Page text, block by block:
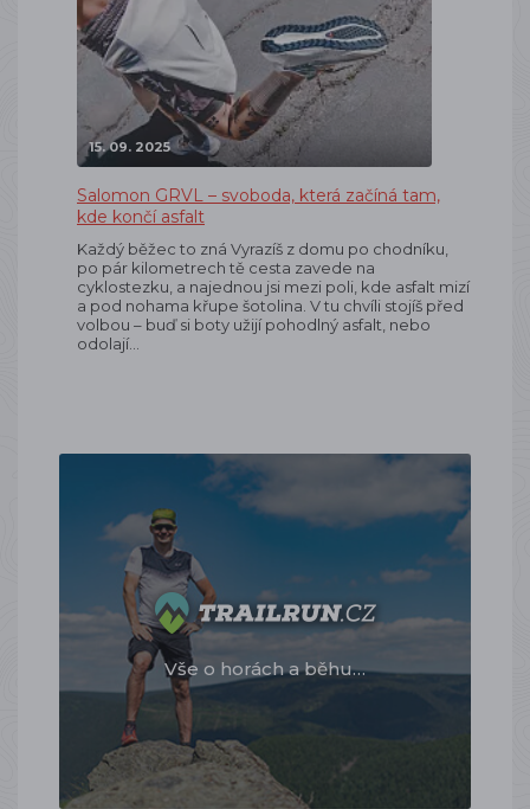
15. 09. 2025
Salomon GRVL – svoboda, která začíná tam,
kde končí asfalt
Každý běžec to zná Vyrazíš z domu po chodníku,
po pár kilometrech tě cesta zavede na
cyklostezku, a najednou jsi mezi poli, kde asfalt mizí
a pod nohama křupe šotolina. V tu chvíli stojíš před
volbou – buď si boty užijí pohodlný asfalt, nebo
odolají…
Vše o horách a běhu…